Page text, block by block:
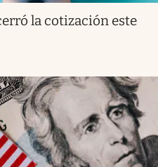
la cotización este